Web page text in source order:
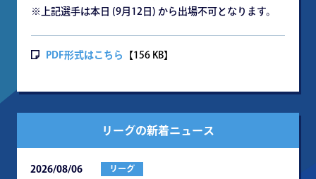
※上記選手は本日 (9月12日) から出場不可となります。
PDF形式はこちら 【156 KB】
リーグの新着ニュース
2026/08/06 リーグ